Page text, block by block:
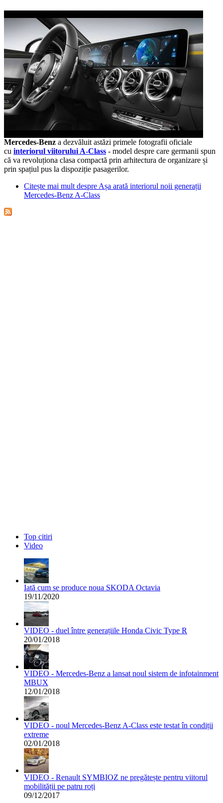
Mercedes-Benz a dezvăluit astăzi primele fotografii oficiale
cu interiorul viitorului A-Class - model despre care germanii spun
că va revoluționa clasa compactă prin arhitectura de organizare și
prin spațiul pus la dispoziție pasagerilor.
Citește mai mult despre Așa arată interiorul noii generații
Mercedes-Benz A-Class
Top citiri
Video
Iată cum se produce noua SKODA Octavia
19/11/2020
VIDEO - duel între generațiile Honda Civic Type R
20/01/2018
VIDEO - Mercedes-Benz a lansat noul sistem de infotainment
MBUX
12/01/2018
VIDEO - noul Mercedes-Benz A-Class este testat în condiții
extreme
02/01/2018
VIDEO - Renault SYMBIOZ ne pregătește pentru viitorul
mobilității pe patru roți
09/12/2017